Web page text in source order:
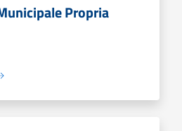
Propria